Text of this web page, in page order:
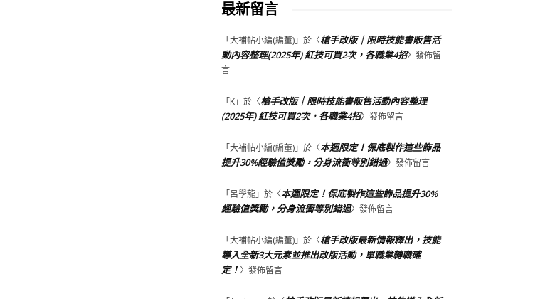
最新留言
「大補帖小編(編董)」於〈槍手改版｜限時技能書販售活
動內容整理(2025年) 紅技可買2次，各職業4招〉發佈留
言
「K」於〈槍手改版｜限時技能書販售活動內容整理
(2025年) 紅技可買2次，各職業4招〉發佈留言
「大補帖小編(編董)」於〈本週限定！保底製作這些飾品
提升30%經驗值獎勵，分身流衝等別錯過〉發佈留言
「呂學龍」於〈本週限定！保底製作這些飾品提升30%
經驗值獎勵，分身流衝等別錯過〉發佈留言
「大補帖小編(編董)」於〈槍手改版最新情報釋出，技能
導入全新3大元素並推出改版活動，單職業轉職確
定！〉發佈留言